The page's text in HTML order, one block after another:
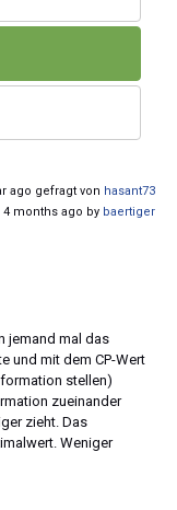
ago gefragt von hasant73
4 months ago by baertiger
jemand mal das
und mit dem CP-Wert
stellen)
zueinander
zieht. Das
Weniger